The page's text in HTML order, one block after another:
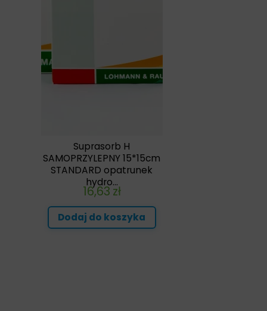
Suprasorb H
SAMOPRZYLEPNY 15*15cm
STANDARD opatrunek
hydro...
16,63 zł
Dodaj do koszyka